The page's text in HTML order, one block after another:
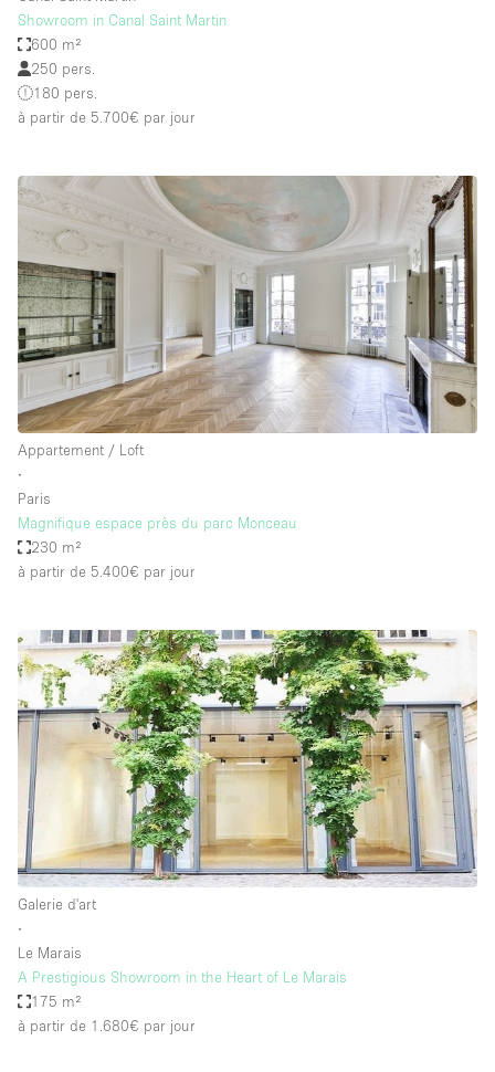
Showroom in Canal Saint Martin
600 m²
250 pers.
180 pers.
à partir de 5.700€ par jour
Appartement / Loft
∙
Paris
Magnifique espace près du parc Monceau
230 m²
à partir de 5.400€ par jour
Galerie d'art
∙
Le Marais
A Prestigious Showroom in the Heart of Le Marais
175 m²
à partir de 1.680€ par jour